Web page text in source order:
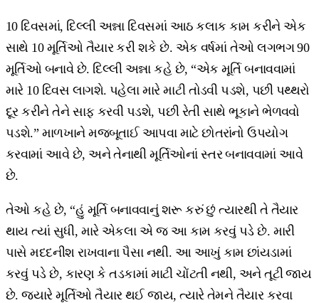
10 દિવસમાં, દિલ્લી અન્ના દિવસમાં આઠ કલાક કામ કરીને એક
સાથે 10 મૂર્તિઓ તૈયાર કરી શકે છે. એક વર્ષમાં તેઓ લગભગ 90
મૂર્તિઓ બનાવે છે. દિલ્લી અન્ના કહે છે, “એક મૂર્તિ બનાવવામાં
મારે 10 દિવસ લાગશે. પહેલા મારે માટી તોડવી પડશે, પછી પથ્થરો
દૂર કરીને તેને સાફ કરવી પડશે, પછી રેતી સાથે ભૂકાને ભેળવવો
પડશે.” માળખાને મજબૂતાઈ આપવા માટે છોતરાંનો ઉપયોગ
કરવામાં આવે છે, અને તેનાથી મૂર્તિઓનાં સ્તર બનાવવામાં આવે
છે.
તેઓ કહે છે, “હું મૂર્તિ બનાવવાનું શરૂ કરું છું ત્યારથી તે તૈયાર
થાય ત્યાં સુધી, મારે એકલા એ જ આ કામ કરવું પડે છે. મારી
પાસે મદદનીશ રાખવાના પૈસા નથી. આ આખું કામ છાંયડામાં
કરવું પડે છે, કારણ કે તડકામાં માટી ચોંટતી નથી, અને તૂટી જાય
છે. જ્યારે મૂર્તિઓ તૈયાર થઈ જાય, ત્યારે તેમને તૈયાર કરવા